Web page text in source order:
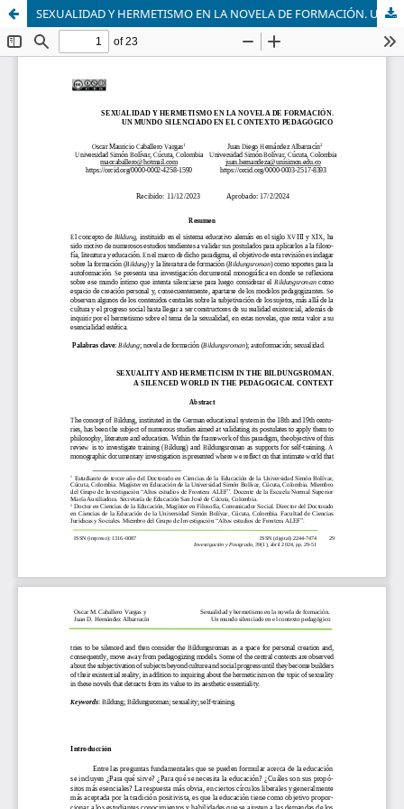
SEXUALIDAD Y HERMETISMO EN LA NOVELA DE FORMACIÓN. UN MUNDO SILENCIADO EN EL CONTEXTO PEDAGÓGICO